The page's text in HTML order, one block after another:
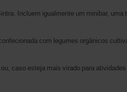
Incluem igualmente um minibar, uma
com legumes orgânicos
caso esteja mais virado para